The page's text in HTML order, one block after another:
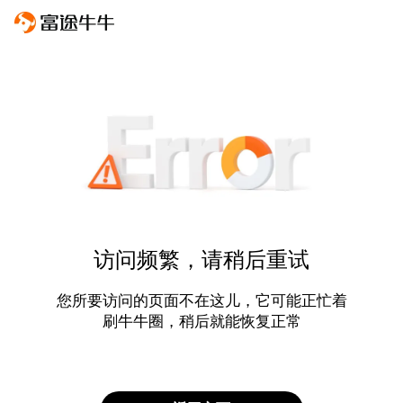
访问频繁，请稍后重试
您所要访问的页面不在这儿，它可能正忙着
刷牛牛圈，稍后就能恢复正常